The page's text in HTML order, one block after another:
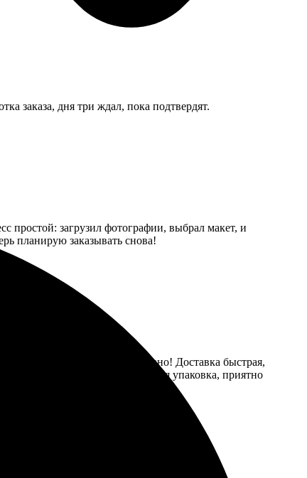
заказа, дня три ждал, пока подтвердят.
простой: загрузил фотографии, выбрал макет, и
планирую заказывать снова!
и понятный, ничего не запутано! Доставка быстрая,
Порадовала приятная упаковка, приятно